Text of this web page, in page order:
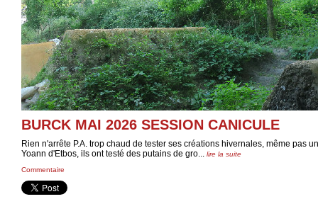
BURCK MAI 2026 SESSION CANICULE
Rien n'arrête P.A. trop chaud de tester ses créations hivernales, même pas
Yoann d'Etbos, ils ont testé des putains de gro... lire la suite
Commentaire